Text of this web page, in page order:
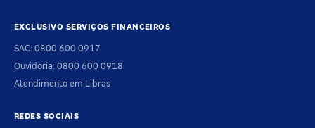
EXCLUSIVO SERVIÇOS FINANCEIROS
SAC: 0800 600 0917
Ouvidoria: 0800 600 0918
Atendimento em Libras
REDES SOCIAIS